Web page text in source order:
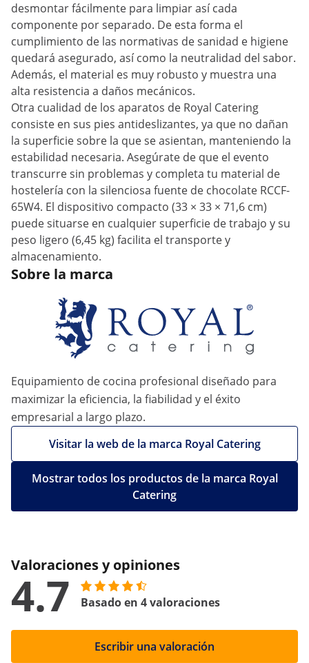
desmontar fácilmente para limpiar así cada
componente por separado. De esta forma el
cumplimiento de las normativas de sanidad e higiene
quedará asegurado, así como la neutralidad del sabor.
Además, el material es muy robusto y muestra una
alta resistencia a daños mecánicos.
Otra cualidad de los aparatos de Royal Catering
consiste en sus pies antideslizantes, ya que no dañan
la superficie sobre la que se asientan, manteniendo la
estabilidad necesaria. Asegúrate de que el evento
transcurre sin problemas y completa tu material de
hostelería con la silenciosa fuente de chocolate RCCF-
65W4. El dispositivo compacto (33 × 33 × 71,6 cm)
puede situarse en cualquier superficie de trabajo y su
peso ligero (6,45 kg) facilita el transporte y
almacenamiento.
Sobre la marca
Equipamiento de cocina profesional diseñado para
maximizar la eficiencia, la fiabilidad y el éxito
empresarial a largo plazo.
Visitar la web de la marca Royal Catering
Mostrar todos los productos de la marca Royal
Catering
Valoraciones y opiniones
4.7 Basado en 4 valoraciones
Escribir una valoración